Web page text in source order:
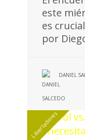
este
es
por
DANIEL
Libertadores